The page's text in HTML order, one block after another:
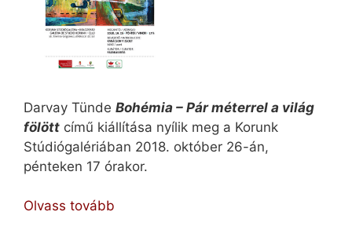
Darvay Tünde Bohémia – Pár méterrel a világ
fölött című kiállítása nyílik meg a Korunk
Stúdiógalériában 2018. október 26-án,
pénteken 17 órakor.
Olvass tovább